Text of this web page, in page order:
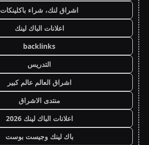
اشراق لنك، شراء باكلينكات
اعلانات الباك لينك
backlinks
التدريس
اشراق العالم عالم كبير
منتدى الاشراق
اعلانات الباك لينك 2026
باك لينك وجيست بوست